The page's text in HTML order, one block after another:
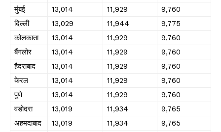
मुंबई
₹13,014 ₹11,929
₹9,760
दिल्ली
₹13,029 ₹11,944
₹9,775
कोलकाता
₹13,014 ₹11,929
₹9,760
बैंगलोर
₹13,014 ₹11,929
₹9,760
हैदराबाद
₹13,014 ₹11,929
₹9,760
केरल
₹13,014 ₹11,929
₹9,760
पुणे
₹13,014 ₹11,929
₹9,760
वडोदरा
₹13,019 ₹11,934
₹9,765
अहमदाबाद
₹13,019 ₹11,934
₹9,765